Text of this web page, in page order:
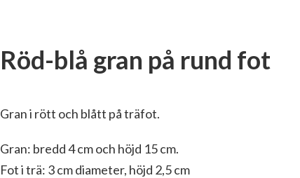
Röd-blå gran på rund fot
Gran i rött och blått på träfot.
Gran: bredd 4 cm och höjd 15 cm.
Fot i trä: 3 cm diameter, höjd 2,5 cm